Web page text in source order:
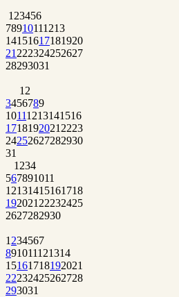
1 23456
78910111213
14151617181920
21 222324252627
28293031
1 2
3456789
10111213141516
1718192021 2223
24252627282930
31
1 234
567891011
12131415161718
192021 22232425
2627282930
1 234567
891011121314
15161718192021
22232425262728
293031